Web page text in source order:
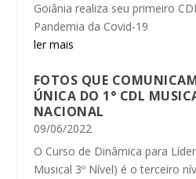
Goiânia realiza seu primeiro
Pandemia da Covid-19
ler mais
FOTOS QUE
ÚNICA DO 1° CDL
NACIONAL
09/06/2022
O Curso de Dinâmica para
Musical 3º Nível) é o terceiro